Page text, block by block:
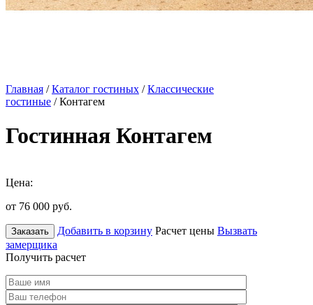
Главная /Каталог гостиных /Классические
гостиные / Контагем
Гостинная Контагем
Цена:
от 76 000 руб.
Заказать Добавить в корзину Расчет цены Вызвать
замерщика
Получить расчет